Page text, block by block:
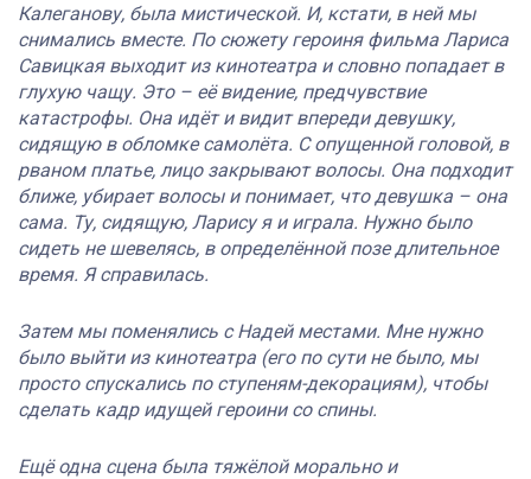
Калеганову, была мистической. И, кстати, в ней мы
снимались вместе. По сюжету героиня фильма Лариса
Савицкая выходит из кинотеатра и словно попадает в
глухую чащу. Это – её видение, предчувствие
катастрофы. Она идёт и видит впереди девушку,
сидящую в обломке самолёта. С опущенной головой, в
рваном платье, лицо закрывают волосы. Она подходит
ближе, убирает волосы и понимает, что девушка – она
сама. Ту, сидящую, Ларису я и играла. Нужно было
сидеть не шевелясь, в определённой позе длительное
время. Я справилась.
Затем мы поменялись с Надей местами. Мне нужно
было выйти из кинотеатра (его по сути не было, мы
просто спускались по ступеням-декорациям), чтобы
сделать кадр идущей героини со спины.
Ещё одна сцена была тяжёлой морально и